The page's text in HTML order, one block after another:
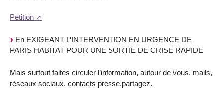
Petition
En EXIGEANT L’INTERVENTION EN URGENCE DE
PARIS HABITAT POUR UNE SORTIE DE CRISE RAPIDE
Mais surtout faites circuler l’information, autour de vous, mails,
réseaux sociaux, contacts presse.partagez.